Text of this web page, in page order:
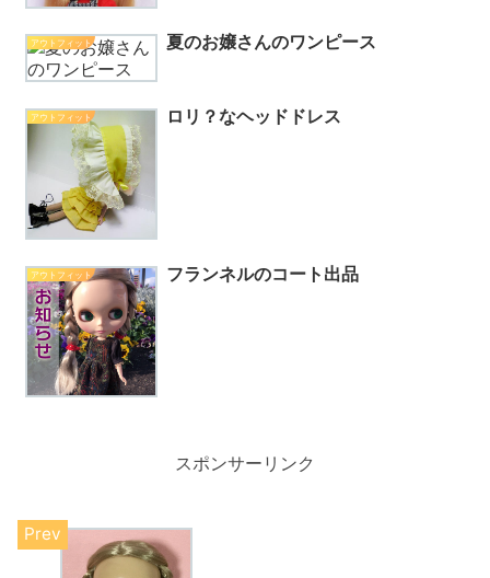
アウトフィット 夏のお嬢さんのワンピース
アウトフィット ロリ？なヘッドドレス
アウトフィット フランネルのコート出品
スポンサーリンク